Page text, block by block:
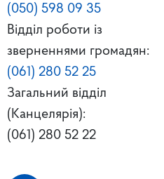
(050) 598 09 35
Відділ роботи із
зверненнями громадян:
(061) 280 52 25
Загальний відділ
(Канцелярія):
(061) 280 52 22